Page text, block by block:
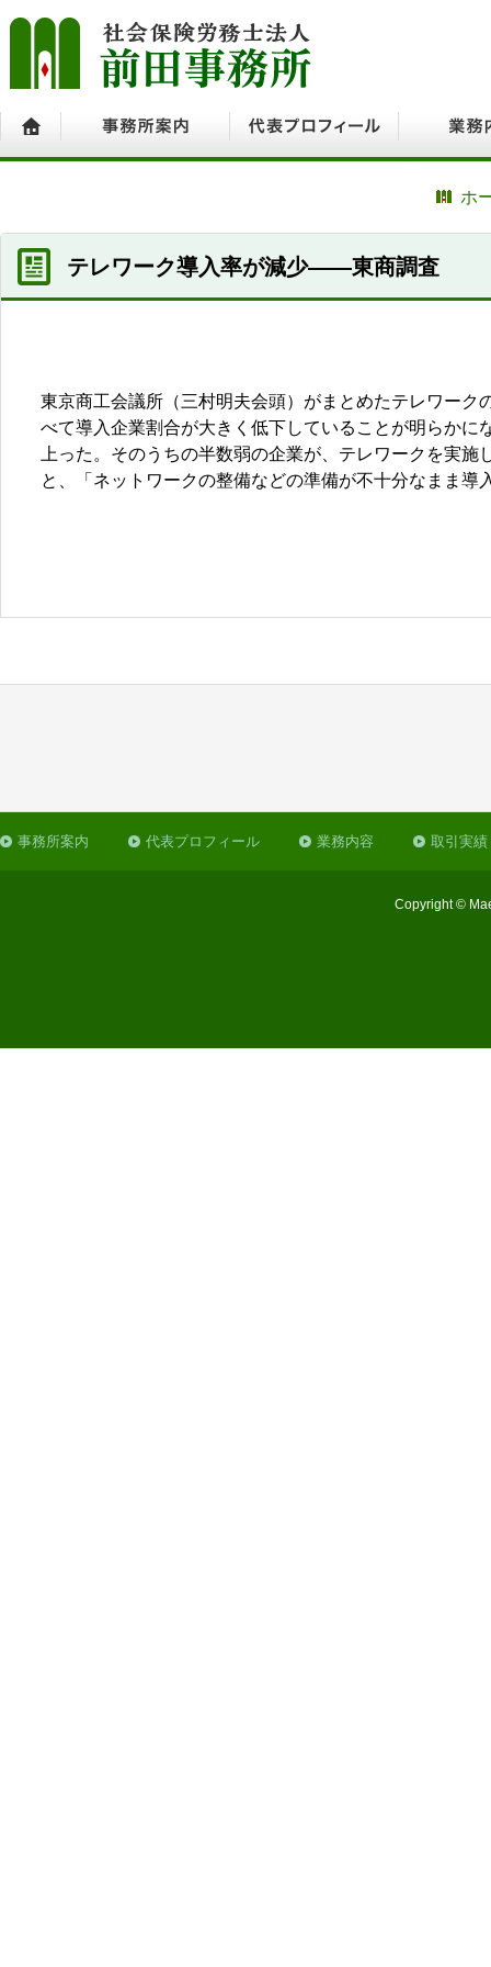
ホ
テレワーク導入率が減少――東商調査
東京商工会議所（三村明夫会頭）がまとめたテレワー
べて導入企業割合が大きく低下していることが明らか
上った。そのうちの半数弱の企業が、テレワークを実
と、「ネットワークの整備などの準備が不十分なまま
事務所案内 代表プロフィール 業務内容 取引実績
Copyright ©